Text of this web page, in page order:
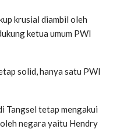
krusial diambil oleh
ketua umum PWI
solid, hanya satu PWI
Tangsel tetap mengakui
negara yaitu Hendry